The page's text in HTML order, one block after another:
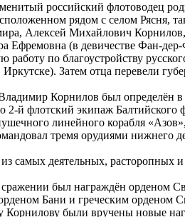
российский флотоводец
рядом с селом Рясня,
Алексей Михайлович
Ефремовна (в девичестве Фан-дер-
работу по благоустройству
Иркутске). Затем отца перевели
Корнилов был определён в
2-й флотский экипаж
линейного корабля
тремя орудиями нижнего
самых деятельных, расторопных
сражении был награждён орденом
Бани и греческим орденом
были вручены новые